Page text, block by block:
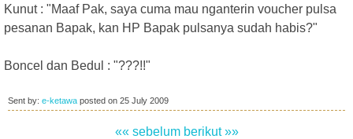
Kunut : "Maaf Pak, saya cuma mau nganterin voucher pulsa
pesanan Bapak, kan HP Bapak pulsanya sudah habis?"
Boncel dan Bedul : "???!!"
Sent by: e-ketawa posted on 25 July 2009
«« sebelum berikut »»